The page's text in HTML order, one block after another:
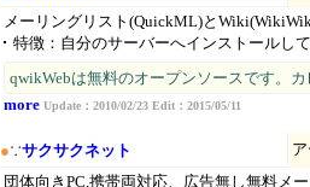
メーリングリスト(QuickML)と
特徴：自分のサーバーへインストールし
qwikWebは無料のオープンソースです。
more Update：2010/02/23 Edit：2015/05/11
●∵サクサクネット
団体向きPC,携帯両対応、広告無し無料メ